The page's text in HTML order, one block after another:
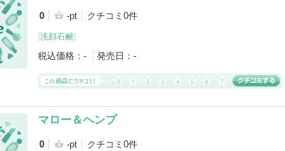
0 -pt クチコミ0件
[洗顔石鹸]
税込価格： - 発売日： -
マロー＆ヘンプ
0 -pt クチコミ0件